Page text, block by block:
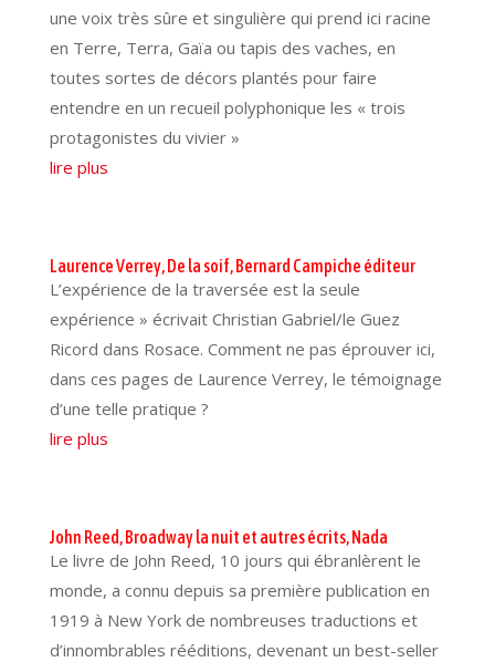
une voix très sûre et singulière qui prend ici racine
en Terre, Terra, Gaïa ou tapis des vaches, en
toutes sortes de décors plantés pour faire
entendre en un recueil polyphonique les « trois
protagonistes du vivier »
lire plus
Laurence Verrey, De la soif, Bernard Campiche éditeur
L’expérience de la traversée est la seule
expérience » écrivait Christian Gabriel/le Guez
Ricord dans Rosace. Comment ne pas éprouver ici,
dans ces pages de Laurence Verrey, le témoignage
d’une telle pratique ?
lire plus
John Reed, Broadway la nuit et autres écrits, Nada
Le livre de John Reed, 10 jours qui ébranlèrent le
monde, a connu depuis sa première publication en
1919 à New York de nombreuses traductions et
d’innombrables rééditions, devenant un best-seller